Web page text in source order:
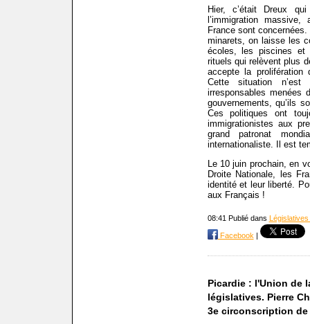
Hier, c’était Dreux
l’immigration
France sont
minarets, on laisse les
écoles, les piscines et
rituels qui relèvent plus
accepte la
Cette situation n’est
irresponsables menées
gouvernements, qu’ils
Ces politiques ont
immigrationistes aux
grand patronat
internationaliste. Il est
Le 10 juin prochain, en
Droite Nationale, les
identité et leur liberté.
aux Français !
08:41 Publié dans
Facebook|
Picardie : l'Union de
législatives. Pierre
3e circonscription de